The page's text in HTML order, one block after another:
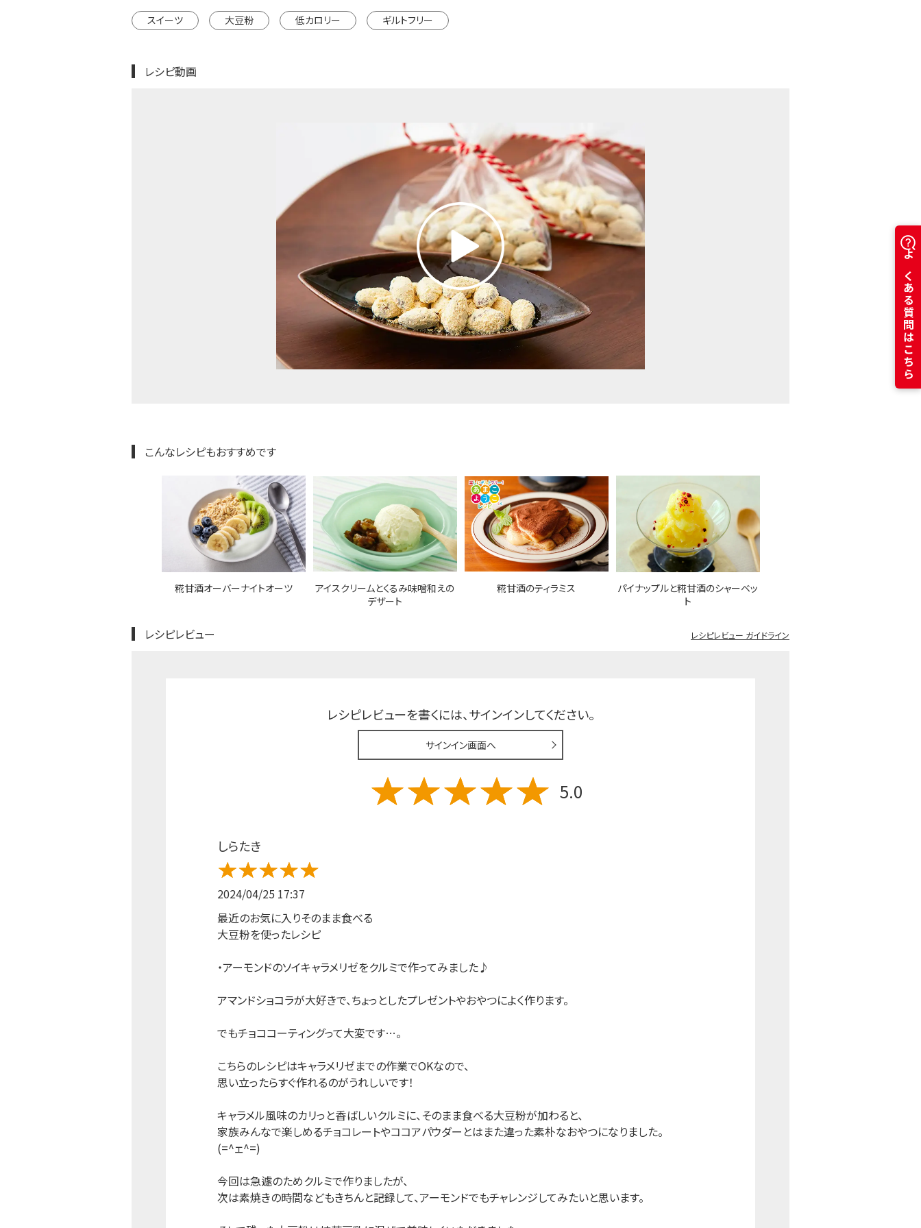
スイーツ 大豆粉 低カロリー ギルトフリー
レシピ動画
こんなレシピもおすすめです
糀甘酒オーバーナイトオーツ
アイスクリームとくるみ味噌和えの
デザート
糀甘酒のティラミス
パイナップルと糀甘酒のシャーベッ
ト
レシピレビュー レシピレビュー ガイドライン
レシピレビューを書くには、サインインしてください。
サインイン画面へ
5.0
しらたき
2024/04/25 17:37
最近のお気に入りそのまま食べる
大豆粉を使ったレシピ
・アーモンドのソイキャラメリゼをクルミで作ってみました♪
アマンドショコラが大好きで、ちょっとしたプレゼントやおやつによく作ります。
でもチョココーティングって大変です…。
こちらのレシピはキャラメリゼまでの作業でOKなので、
思い立ったらすぐ作れるのがうれしいです！
キャラメル風味のカリっと香ばしいクルミに、そのまま食べる大豆粉が加わると、
家族みんなで楽しめるチョコレートやココアパウダーとはまた違った素朴なおやつになりました。
(=^ェ^=)
今回は急遽のためクルミで作りましたが、
次は素焼きの時間などもきちんと記録して、アーモンドでもチャレンジしてみたいと思います。
よくある質問はこちら